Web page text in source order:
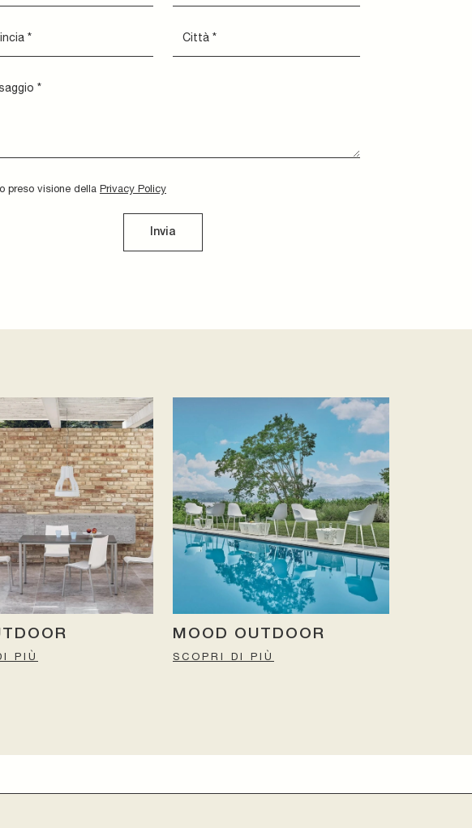
preso visione della Privacy Policy
Invia
PIÙ
MOOD OUTDOOR
SCOPRI DI PIÙ